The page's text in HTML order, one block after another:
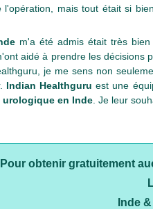
mais tout était si
m'a été admis était très
aidé à prendre les
je me sens non
Indian Healthguru est une
en Inde . Je leur
Pour obtenir gratuitement
Inde